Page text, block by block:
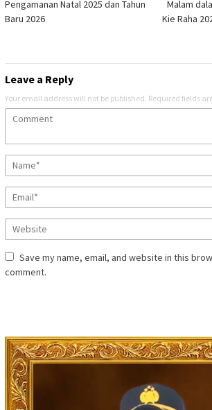
Pengamanan Natal 2025 dan Tahun
Baru 2026
Malam
Kie Raha
Leave a Reply
Your email address will not be published. Required fields
Save my name, email, and website in this
comment.